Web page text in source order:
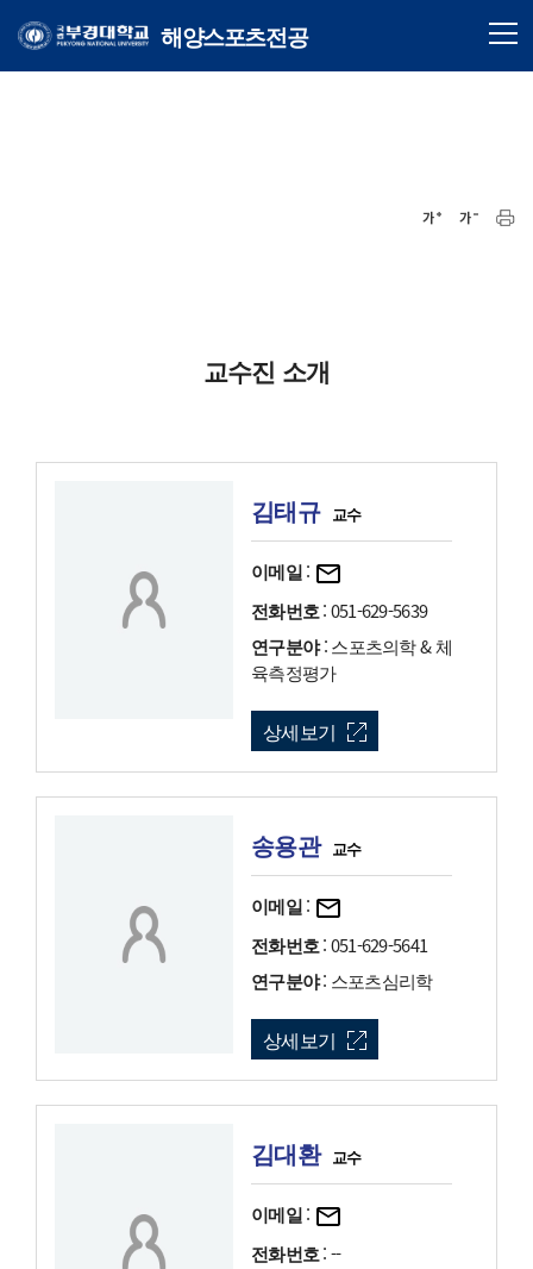
해양스포츠전공
교수진 소개
김태규 교수
이메일:
전화번호: 051-629-5639
연구분야: 스포츠의학 & 체
육측정평가
상세보기
송용관 교수
이메일:
전화번호: 051-629-5641
연구분야: 스포츠심리학
상세보기
김대환 교수
이메일:
전화번호: --